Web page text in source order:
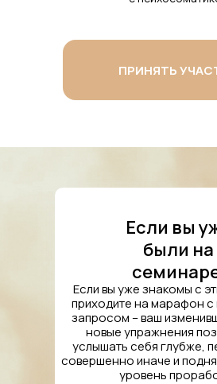
ПРИНЯТЬ
Если вы
были на
Если вы уже знакомы с
приходите на марафон с
запросом – ваш
новые упражнения
услышать себя глубже,
совершенно иначе и
уровень